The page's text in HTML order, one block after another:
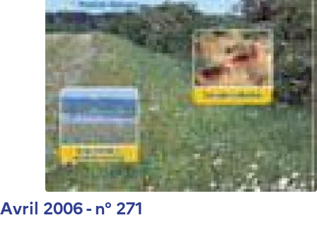
Avril 2006 - n° 271